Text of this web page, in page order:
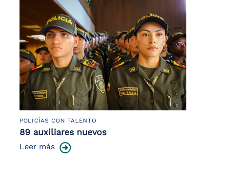
POLICÍAS CON TALENTO
89 auxiliares nuevos
Leer más